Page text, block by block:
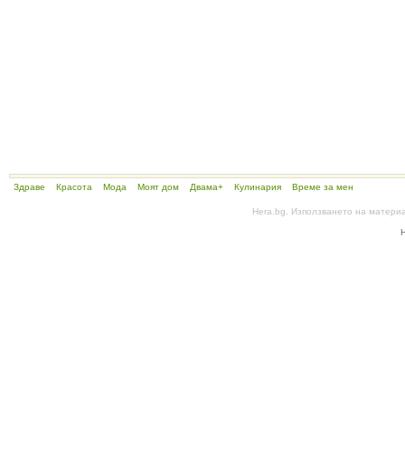
Здраве Красота Мода Моят дом Двама+ Кулинария Време за мен
Hera.bg. Използването на